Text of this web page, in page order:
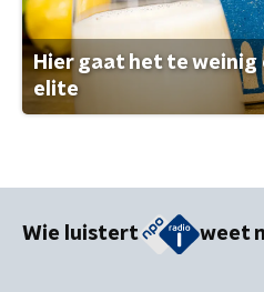
Hier gaat het te
elite
Wie luistert weet